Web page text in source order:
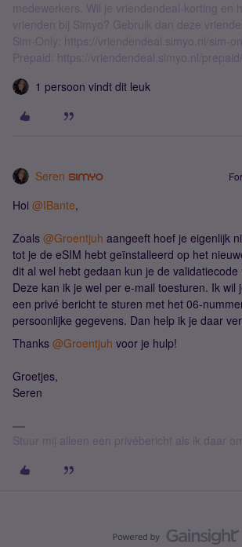
medewerkers. Wil je vriendendeal-korting en
vrienden bij Simyo? Gebruik dan deze
Sim-Only: https://vriendendeal.simyo.nl/sim-
Prepaid: https://vriendendeal.simyo.nl/
1 persoon vindt dit leuk
Seren
Hoi @IBante,
Zoals @Groentjuh aangeeft hoef je eigenlijk
tot je de eSIM hebt geïnstalleerd op het
dit al wel hebt gedaan kun je de
Deze kan ik je wel per e-mail toesturen. Ik wil
een privé bericht te sturen met het 06-
persoonlijke gegevens. Dan help ik je daar
Thanks @Groentjuh voor je hulp!
Groetjes,
Seren
Stuur mij alleen een privébericht als ik daar